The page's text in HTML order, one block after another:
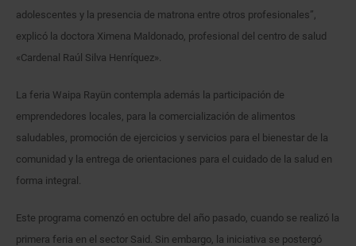
adolescentes y la presencia de matrona entre otros profesionales”,
explicó la doctora Ximena Maldonado, profesional del centro de salud
«Cardenal Raúl Silva Henríquez».
La feria Waipa Rayün contempla además la participación de
emprendedores locales, para la comercialización de alimentos
saludables, promoción de ejercicios y servicios para el bienestar de la
comunidad y la entrega de orientaciones para el cuidado de la salud en
forma integral.
Este programa comenzó en octubre del año pasado, cuando se realizó la
primera feria en el sector Said. Sin embargo, la iniciativa se postergó